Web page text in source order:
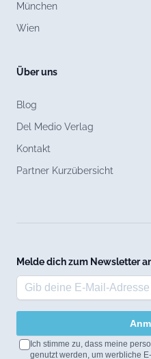
München
Wien
Über uns
Blog
Del Medio Verlag
Kontakt
Partner Kurzübersicht
Melde dich zum Newsletter
Ich stimme zu, dass meine
genutzt werden, um werbliche